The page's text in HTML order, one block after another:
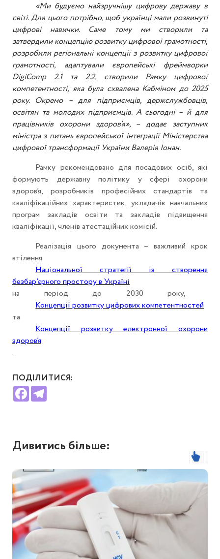
«Ми будуємо найзручнішу цифрову державу в
світі. Для цього потрібно, щоб українці мали розвинуті
цифрові навички. Саме тому ми створили та
затвердили концепцію розвитку цифрової грамотності,
розробили регіональні концепції з розвитку цифрової
грамотності, адаптували європейські фреймворки
DigiComp 2.1 та 2.2, створили Рамку цифрової
компетентності, яка була схвалена Кабміном до 2025
року. Окремо – для підприємців, держслужбовців,
освітян та молодих підприємців. А сьогодні – й для
працівників охорони здоров’я», – додає заступник
міністра з питань європейської інтеграції Міністерства
цифрової трансформації України Валерія Іонан.
Рамку рекомендовано для посадових осіб, які
формують державну політику у сфері охорони
здоров’я, розробників професійних стандартів та
кваліфікаційних характеристик, укладачів навчальних
програм закладів освіти та закладів підвищення
кваліфікації, членів атестаційних комісій.
Реалізація цього документа – важливий крок
втілення
Національної стратегії із створення
безбар’єрного простору в Україні
на період до 2030 року,
Концепції розвитку цифрових компетентностей
та
Концепції розвитку електронної охорони
здоров’я
.
ПОДІЛИТИСЯ:
Facebook
Дивитись більше: